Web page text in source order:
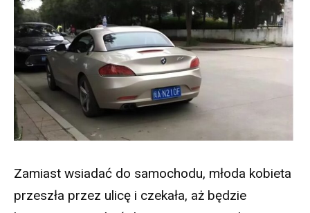
Zamiast wsiadać do samochodu, młoda kobieta
przeszła przez ulicę i czekała, aż będzie